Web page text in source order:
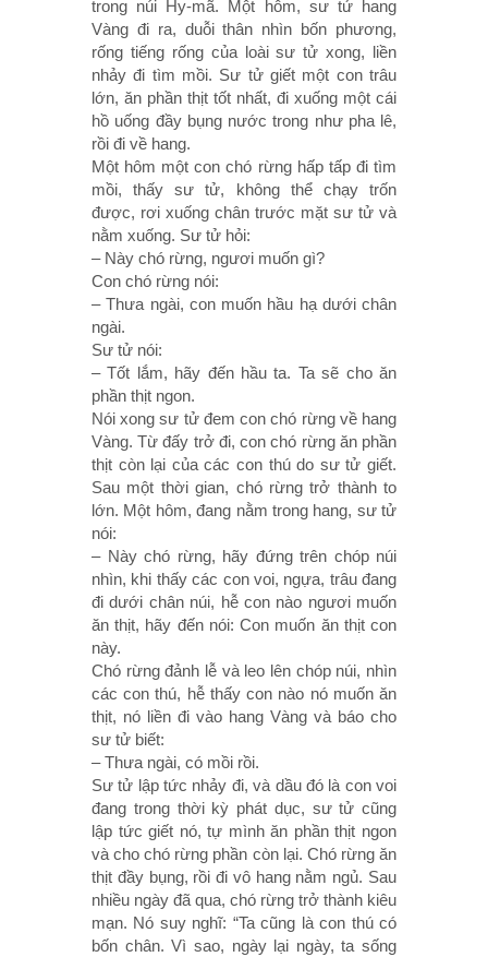
trong núi Hy-mã. Một hôm, sư tử hang
Vàng đi ra, duỗi thân nhìn bốn phương,
rống tiếng rống của loài sư tử xong, liền
nhảy đi tìm mồi. Sư tử giết một con trâu
lớn, ăn phần thịt tốt nhất, đi xuống một cái
hồ uống đầy bụng nước trong như pha lê,
rồi đi về hang.
Một hôm một con chó rừng hấp tấp đi tìm
mồi, thấy sư tử, không thể chạy trốn
được, rơi xuống chân trước mặt sư tử và
nằm xuống. Sư tử hỏi:
– Này chó rừng, ngươi muốn gì?
Con chó rừng nói:
– Thưa ngài, con muốn hầu hạ dưới chân
ngài.
Sư tử nói:
– Tốt lắm, hãy đến hầu ta. Ta sẽ cho ăn
phần thịt ngon.
Nói xong sư tử đem con chó rừng về hang
Vàng. Từ đấy trở đi, con chó rừng ăn phần
thịt còn lại của các con thú do sư tử giết.
Sau một thời gian, chó rừng trở thành to
lớn. Một hôm, đang nằm trong hang, sư tử
nói:
– Này chó rừng, hãy đứng trên chóp núi
nhìn, khi thấy các con voi, ngựa, trâu đang
đi dưới chân núi, hễ con nào ngươi muốn
ăn thịt, hãy đến nói: Con muốn ăn thịt con
này.
Chó rừng đảnh lễ và leo lên chóp núi, nhìn
các con thú, hễ thấy con nào nó muốn ăn
thịt, nó liền đi vào hang Vàng và báo cho
sư tử biết:
– Thưa ngài, có mồi rồi.
Sư tử lập tức nhảy đi, và dầu đó là con voi
đang trong thời kỳ phát dục, sư tử cũng
lập tức giết nó, tự mình ăn phần thịt ngon
và cho chó rừng phần còn lại. Chó rừng ăn
thịt đầy bụng, rồi đi vô hang nằm ngủ. Sau
nhiều ngày đã qua, chó rừng trở thành kiêu
mạn. Nó suy nghĩ: “Ta cũng là con thú có
bốn chân. Vì sao, ngày lại ngày, ta sống